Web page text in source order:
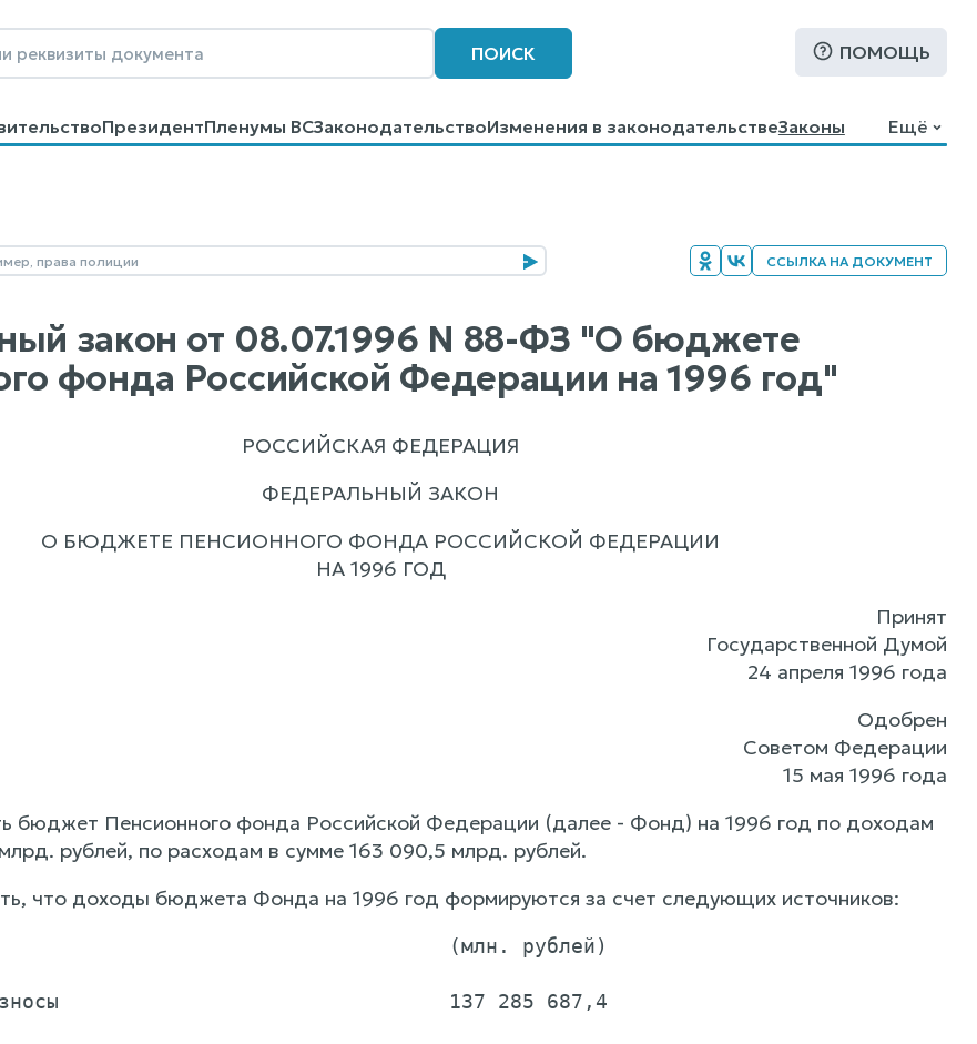
ПОИСК ПОМОЩЬ
ПрезидентПленумы ВСЗаконодательствоИзменения в законодательствеЗаконы
КонтактыПомощьПоиск
Ещё
ССЫЛКА НА ДОКУМЕНТ
закон от 08.07.1996 N 88-ФЗ "О бюджете
фонда Российской Федерации на 1996 год"
РОССИЙСКАЯ ФЕДЕРАЦИЯ
ФЕДЕРАЛЬНЫЙ ЗАКОН
О БЮДЖЕТЕ ПЕНСИОННОГО ФОНДА РОССИЙСКОЙ ФЕДЕРАЦИИ
НА 1996 ГОД
Принят
Государственной Думой
24 апреля 1996 года
Одобрен
Советом Федерации
15 мая 1996 года
бюджет Пенсионного фонда Российской Федерации (далее - Фонд) на 1996 год по доходам
рублей, по расходам в сумме 163 090,5 млрд. рублей.
что доходы бюджета Фонда на 1996 год формируются за счет следующих источников:
(млн. рублей)
137 285 687,4